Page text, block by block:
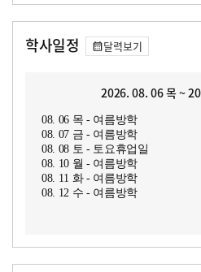
학사일정 달력보기
2026. 08. 06 목 ~
08. 06 목 - 여름방학
08. 07 금 - 여름방학
08. 08 토 - 토요휴업일
08. 10 월 - 여름방학
08. 11 화 - 여름방학
08. 12 수 - 여름방학